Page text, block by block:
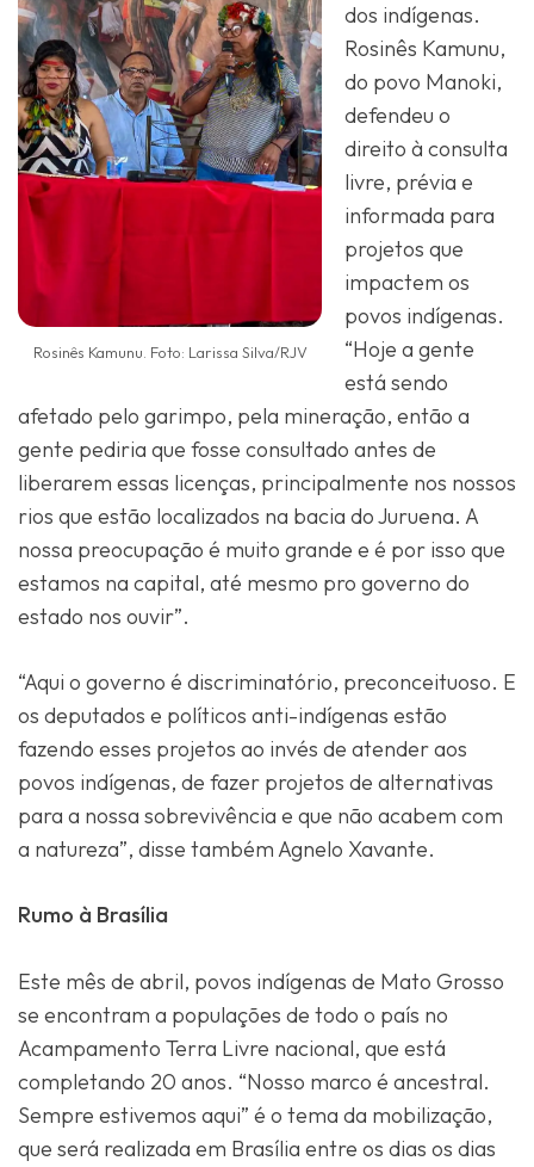
Rosinês Kamunu. Foto: Larissa Silva/RJV
dos indígenas.
Rosinês Kamunu,
do povo Manoki,
defendeu o
direito à consulta
livre, prévia e
informada para
projetos que
impactem os
povos indígenas.
“Hoje a gente
está sendo
afetado pelo garimpo, pela mineração, então a
gente pediria que fosse consultado antes de
liberarem essas licenças, principalmente nos nossos
rios que estão localizados na bacia do Juruena. A
nossa preocupação é muito grande e é por isso que
estamos na capital, até mesmo pro governo do
estado nos ouvir”.
“Aqui o governo é discriminatório, preconceituoso. E
os deputados e políticos anti-indígenas estão
fazendo esses projetos ao invés de atender aos
povos indígenas, de fazer projetos de alternativas
para a nossa sobrevivência e que não acabem com
a natureza”, disse também Agnelo Xavante.
Rumo à Brasília
Este mês de abril, povos indígenas de Mato Grosso
se encontram a populações de todo o país no
Acampamento Terra Livre nacional, que está
completando 20 anos. “Nosso marco é ancestral.
Sempre estivemos aqui” é o tema da mobilização,
que será realizada em Brasília entre os dias os dias